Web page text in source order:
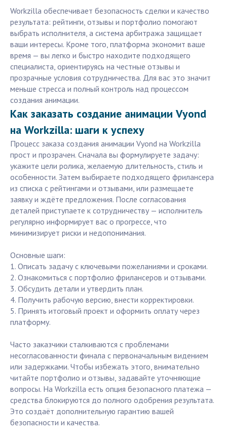
Workzilla обеспечивает безопасность сделки и качество
результата: рейтинги, отзывы и портфолио помогают
выбрать исполнителя, а система арбитража защищает
ваши интересы. Кроме того, платформа экономит ваше
время — вы легко и быстро находите подходящего
специалиста, ориентируясь на честные отзывы и
прозрачные условия сотрудничества. Для вас это значит
меньше стресса и полный контроль над процессом
создания анимации.
Как заказать создание анимации Vyond
на Workzilla: шаги к успеху
Процесс заказа создания анимации Vyond на Workzilla
прост и прозрачен. Сначала вы формулируете задачу:
укажите цели ролика, желаемую длительность, стиль и
особенности. Затем выбираете подходящего фрилансера
из списка с рейтингами и отзывами, или размещаете
заявку и ждёте предложения. После согласования
деталей приступаете к сотрудничеству — исполнитель
регулярно информирует вас о прогрессе, что
минимизирует риски и недопонимания.
Основные шаги:
1. Описать задачу с ключевыми пожеланиями и сроками.
2. Ознакомиться с портфолио фрилансеров и отзывами.
3. Обсудить детали и утвердить план.
4. Получить рабочую версию, внести корректировки.
5. Принять итоговый проект и оформить оплату через
платформу.
Часто заказчики сталкиваются с проблемами
несогласованности финала с первоначальным видением
или задержками. Чтобы избежать этого, внимательно
читайте портфолио и отзывы, задавайте уточняющие
вопросы. На Workzilla есть опция безопасного платежа —
средства блокируются до полного одобрения результата.
Это создаёт дополнительную гарантию вашей
безопасности и качества.